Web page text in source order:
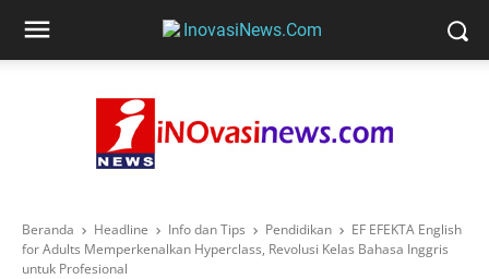
Beranda Headline Info dan Tips Pendidikan
EF EFEKTA English
for Adults Memperkenalkan Hyperclass, Revolusi Kelas Bahasa Inggris
untuk Profesional